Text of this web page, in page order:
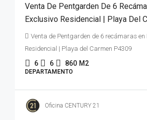
Venta De Pentgarden De 6
Exclusivo Residencial | Playa Del
Venta de Pentgarden de 6 recámaras en
Residencial | Playa del Carmen P4309
6 6 860 M2
DEPARTAMENTO
Oficina CENTURY 21